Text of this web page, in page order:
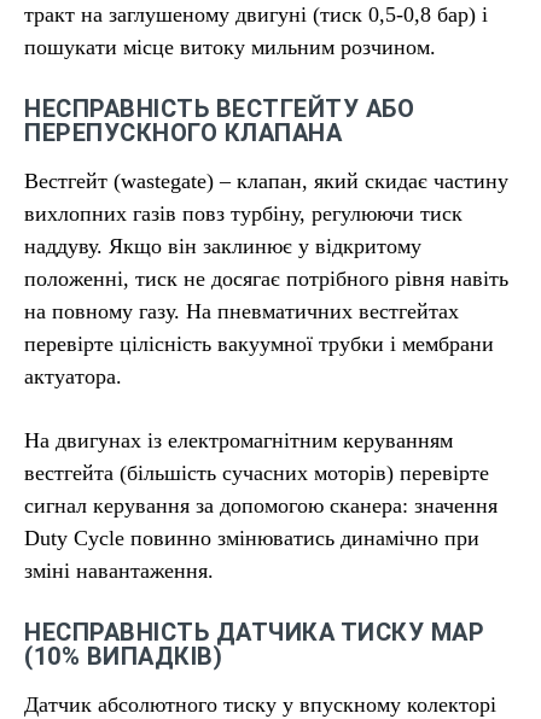
тракт на заглушеному двигуні (тиск 0,5-0,8 бар) і
пошукати місце витоку мильним розчином.
НЕСПРАВНІСТЬ ВЕСТГЕЙТУ АБО
ПЕРЕПУСКНОГО КЛАПАНА
Вестгейт (wastegate) – клапан, який скидає частину
вихлопних газів повз турбіну, регулюючи тиск
наддуву. Якщо він заклинює у відкритому
положенні, тиск не досягає потрібного рівня навіть
на повному газу. На пневматичних вестгейтах
перевірте цілісність вакуумної трубки і мембрани
актуатора.
На двигунах із електромагнітним керуванням
вестгейта (більшість сучасних моторів) перевірте
сигнал керування за допомогою сканера: значення
Duty Cycle повинно змінюватись динамічно при
зміні навантаження.
НЕСПРАВНІСТЬ ДАТЧИКА ТИСКУ MAP
(10% ВИПАДКІВ)
Датчик абсолютного тиску у впускному колекторі